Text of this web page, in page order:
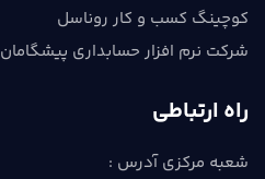
کوچینگ کسب و کار روناسل
شرکت نرم افزار حسابداری پیشگامان
راه ارتباطی
شعبه مرکزی آدرس :